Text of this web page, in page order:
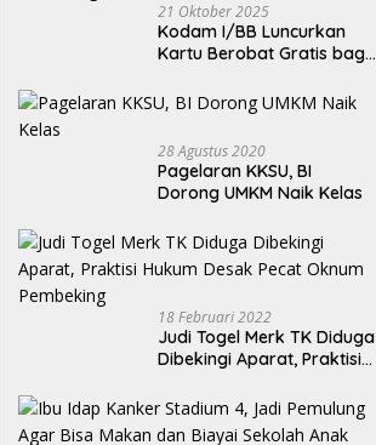
21 Oktober 2025
Kodam I/BB Luncurkan
Kartu Berobat Gratis bagi
28 Agustus 2020
Pagelaran KKSU, BI
Dorong UMKM Naik Kelas
18 Februari 2022
Judi Togel Merk TK Diduga
Dibekingi Aparat, Praktisi
Oknum Pembeking